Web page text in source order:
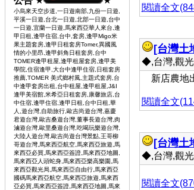
小烏來天空步道,一日遊南部,九份一日遊,
平溪一日遊,台北一日遊,北部一日遊,台中
一日遊,宜蘭一日遊,馬來西亞華人來台,逢
甲日租,逢甲住宿,台中,套房,逢甲Migo米
果主題套房,逢甲日租套房Tomer,異國風
情的小里昂,逢甲斜角日租套房,台中
TOMER逢甲租屋,逢甲租屋套房,逢甲美
學院,住宿逢甲,大台中逢甲住宿,日租套房
推薦,TOMER 美式鄉村風,主題式套房,台
中逢甲套房出租,台中租屋,逢甲租屋,J&I
逢甲美宿館,米希亞日租套房,康馨旅店,台
中住宿,逢甲住宿,逢甲日租,台中日租,華
人,遊台灣,自助旅行,歐吉尚遊台灣,嘉慶
君遊台灣,歐吉桑遊台灣,董事長遊台灣,肉
滷遊台灣,歐里桑遊台灣,吃喝玩樂遊台灣,
大陸人遊台灣,歐吉尚遊台灣景點,王哥柳
哥遊台灣,馬來西亞航空,馬來西亞旅遊,馬
來西亞必買,馬來西亞簽證,馬來西亞地圖,
馬來西亞人頭蛇身,馬來西亞樂高樂園,馬
來西亞觀光局,馬來西亞自由行,馬來西亞
國碼馬來西亞航空,馬來西亞旅遊,馬來西
亞必買,馬來西亞簽證,馬來西亞地圖,馬來
閱讀全文
[台灣土
◆,台灣,觀光
新店農地
閱讀全文
[台灣土
◆,台灣,觀光
閱讀全文